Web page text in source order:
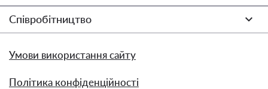
Співробітництво
Умови використання сайту
Політика конфіденційності